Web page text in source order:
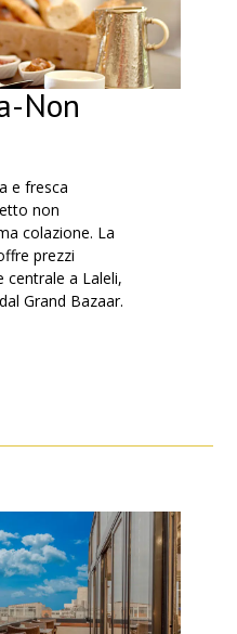
Non
e fresca
non
colazione. La
prezzi
centrale a Laleli,
Grand Bazaar.